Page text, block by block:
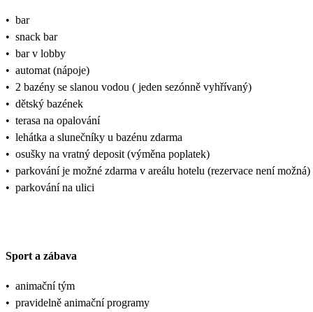
• bar
• snack bar
• bar v lobby
• automat (nápoje)
• 2 bazény se slanou vodou ( jeden sezónně vyhřívaný)
• dětský bazének
• terasa na opalování
• lehátka a slunečníky u bazénu zdarma
• osušky na vratný deposit (výměna poplatek)
• parkování je možné zdarma v areálu hotelu (rezervace není možná)
• parkování na ulici
Sport a zábava
• animační tým
• pravidelně animační programy